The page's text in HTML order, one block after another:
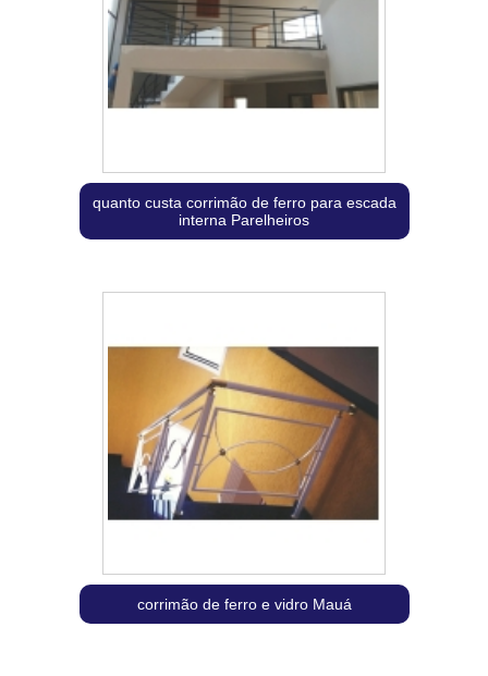
quanto custa corrimão de ferro para escada
interna Parelheiros
corrimão de ferro e vidro Mauá